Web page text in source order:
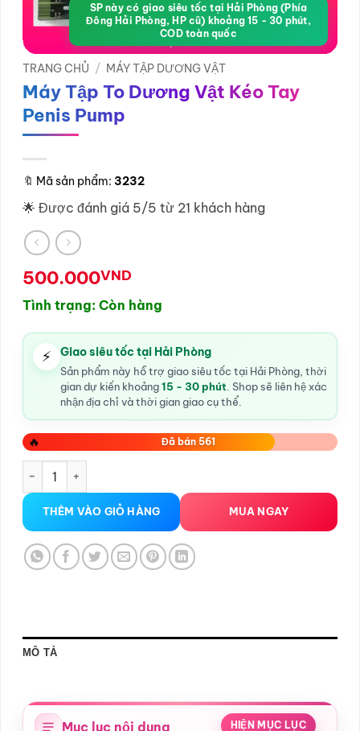
SP này có giao siêu tốc tại Hải Phòng (Phía
Đông Hải Phòng, HP cũ) khoảng 15 - 30 phút,
COD toàn quốc
TRANG CHỦ / MÁY TẬP DƯƠNG VẬT
Máy Tập To Dương Vật Kéo Tay
Penis Pump
🔖 Mã sản phẩm: 3232
🌟 Được đánh giá 5/5 từ 21 khách hàng
500.000VND
Tình trạng: Còn hàng
⚡ Giao siêu tốc tại Hải Phòng
Sản phẩm này hỗ trợ giao siêu tốc tại Hải Phòng, thời
gian dự kiến khoảng15 - 30 phút . Shop sẽ liên hệ xác
nhận địa chỉ và thời gian giao cụ thể.
🔥 Đã bán 561
Máy Tập To Dương Vật Kéo Tay Penis Pump số lượng
THÊM VÀO GIỎ HÀNG MUA NGAY
MÔ TẢ
Mục lục nội dung HIỆN MỤC LỤC